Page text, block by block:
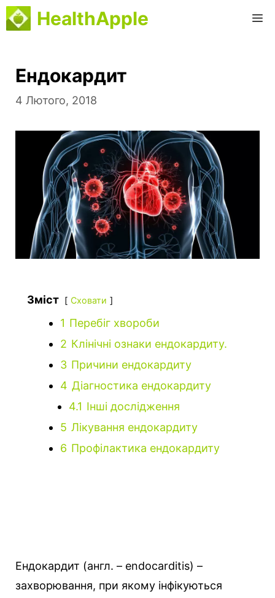
Перейти
до
HealthApple
Ендокардит
4 Лютого, 2018
Зміст Сховати
1 Перебіг хвороби
2 Клінічні ознаки ендокардиту.
3 Причини ендокардиту
4 Діагностика ендокардиту
4.1 Інші дослідження
5 Лікування ендокардиту
6 Профілактика ендокардиту
Ендокардит (англ. – endocarditis) –
захворювання, при якому інфікуються